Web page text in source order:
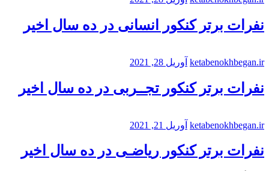
نفرات برتر کنکور انسانی در ده سال اخیر
ketabenokhbegan.ir آوریل 28, 2021
نفرات برتر کنکور تجــربی در ده سال اخیر
ketabenokhbegan.ir آوریل 21, 2021
نفرات برتر کنکور ریاضـی در ده سال اخیر